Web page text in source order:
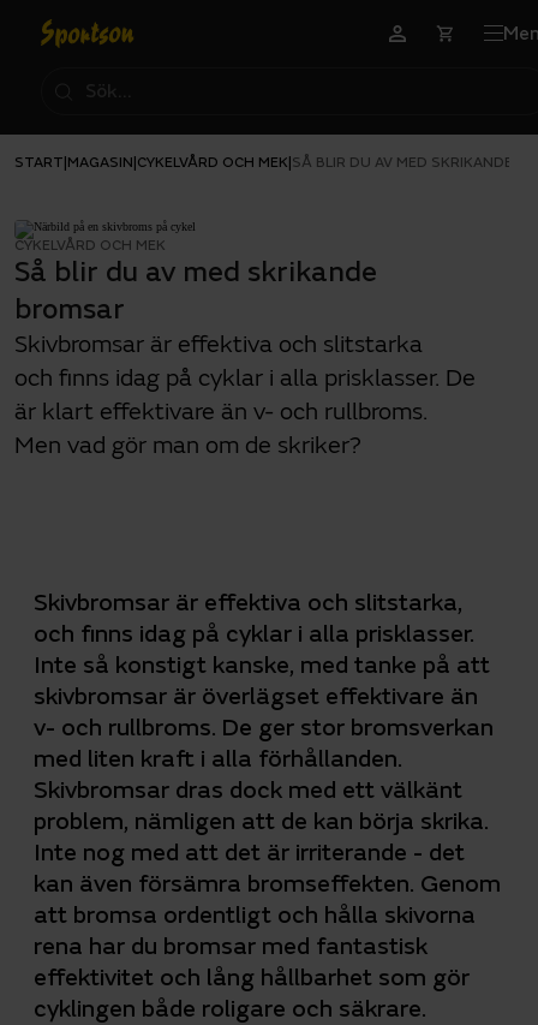
START MAGASIN CYKELVÅRD OCH MEK SÅ BLIR DU AV MED SKRIKANDE
CYKELVÅRD OCH MEK
Så blir du av med skrikande
bromsar
Skivbromsar är effektiva och slitstarka
och finns idag på cyklar i alla prisklasser. De
är klart effektivare än v- och rullbroms.
Men vad gör man om de skriker?
Skivbromsar är effektiva och slitstarka,
och finns idag på cyklar i alla prisklasser.
Inte så konstigt kanske, med tanke på att
skivbromsar är överlägset effektivare än
v- och rullbroms. De ger stor bromsverkan
med liten kraft i alla förhållanden.
Skivbromsar dras dock med ett välkänt
problem, nämligen att de kan börja skrika.
Inte nog med att det är irriterande - det
kan även försämra bromseffekten. Genom
att bromsa ordentligt och hålla skivorna
rena har du bromsar med fantastisk
effektivitet och lång hållbarhet som gör
cyklingen både roligare och säkrare.